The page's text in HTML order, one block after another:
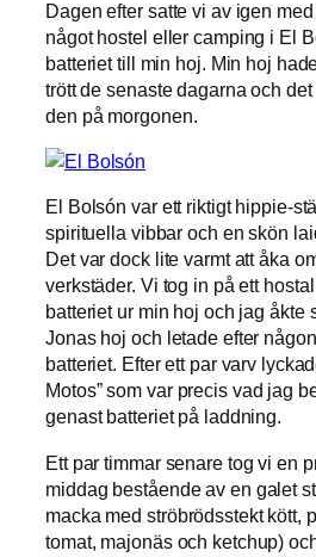
Dagen efter satte vi av igen
något hostel eller camping i El
batteriet till min hoj. Min hoj
trött de senaste dagarna och
den på morgonen.
El Bolsón var ett riktigt hippie-
spirituella vibbar och en skön
Det var dock lite varmt att åka
verkstäder. Vi tog in på ett
batteriet ur min hoj och jag åkte
Jonas hoj och letade efter
batteriet. Efter ett par varv
Motos” som var precis vad jag
genast batteriet på laddning.
Ett par timmar senare tog vi en
middag bestående av en galet
macka med ströbrödsstekt kött,
tomat, majonäs och ketchup)